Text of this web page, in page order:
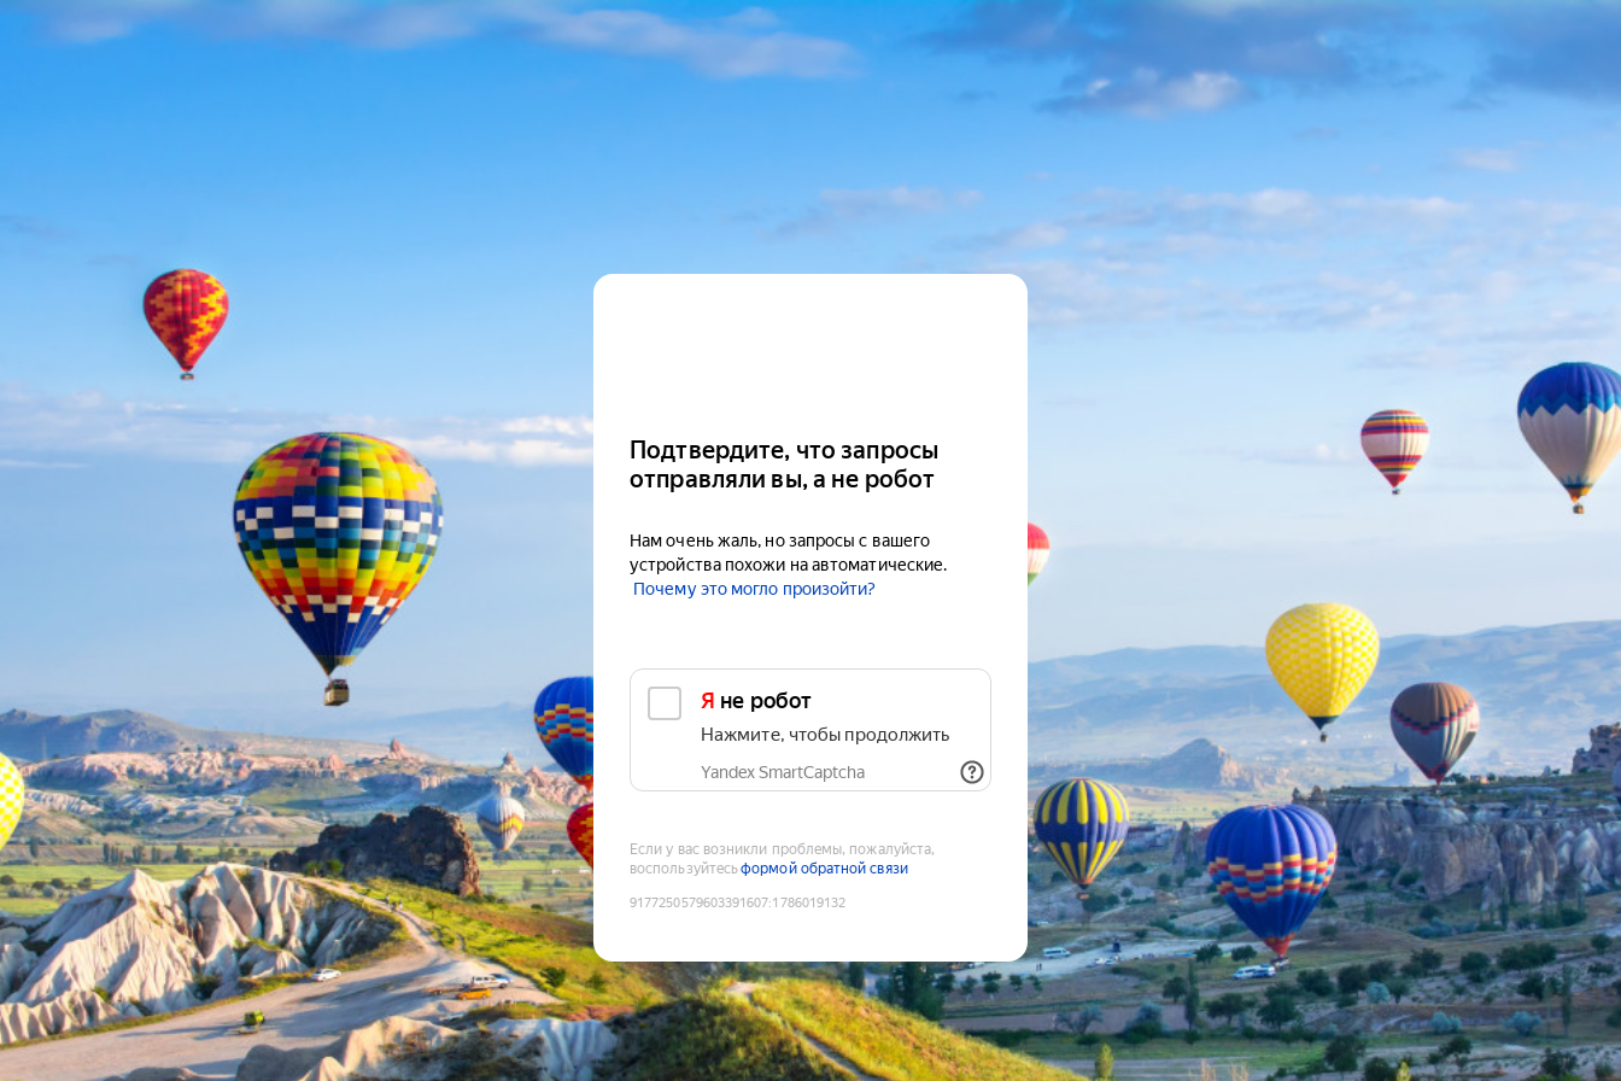
Подтвердите, что запросы
отправляли вы, а не робот
Нам очень жаль, но запросы с вашего
устройства похожи на автоматические.
Почему это могло произойти?
Я не робот
Нажмите, чтобы продолжить
Yandex SmartCaptcha
Если у вас возникли проблемы, пожалуйста,
воспользуйтесьформой обратной связи
9177250579603391607:1786019132